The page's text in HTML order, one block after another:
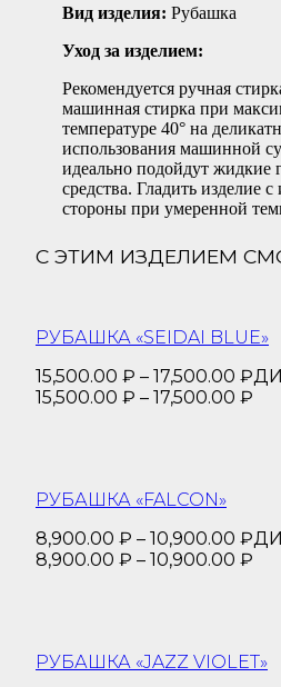
Вид изделия: Рубашка
Уход за изделием:
Рекомендуется ручная
машинная стирка при
температуре 40° на
использования машинной
идеально подойдут
средства. Гладить изделие
стороны при умеренной
С ЭТИМ ИЗДЕЛИЕМ
РУБАШКА «SEIDAI BLUE»
15,500.00 ₽ – 17,500.00 ₽
15,500.00 ₽ – 17,500.00 ₽
РУБАШКА «FALCON»
8,900.00 ₽ – 10,900.00 ₽
8,900.00 ₽ – 10,900.00 ₽
РУБАШКА «JAZZ VIOLET»